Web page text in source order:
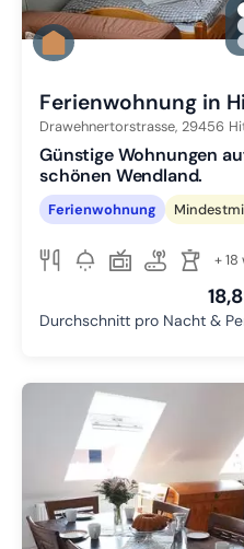
Ferienwohnung in
Drawehnertorstrasse, 29456
Günstige Wohnungen
schönen Wendland.
Ferienwohnung
+
Durchschnitt pro Nacht &